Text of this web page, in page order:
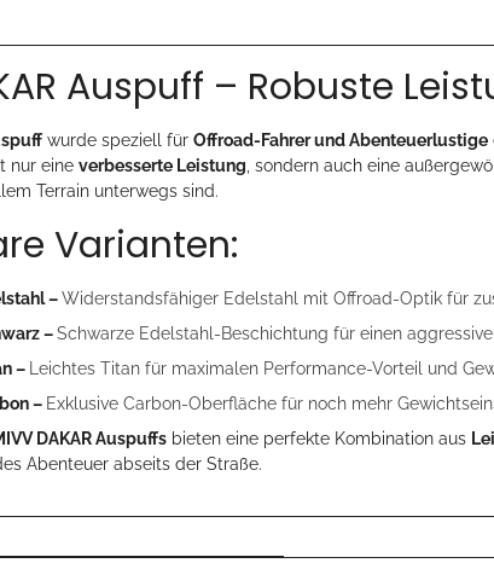
Auspuff – Robuste
wurde speziell für Offroad-Fahrer und Abenteuerlustige
nur eine verbesserte Leistung , sondern auch eine
Terrain unterwegs sind.
Varianten:
–Widerstandsfähiger Edelstahl mit Offroad-Optik für
–Schwarze Edelstahl-Beschichtung für einen
– Leichtes Titan für maximalen Performance-Vorteil und
– Exklusive Carbon-Oberfläche für noch mehr
DAKAR Auspuffs bieten eine perfekte Kombination aus
Abenteuer abseits der Straße.